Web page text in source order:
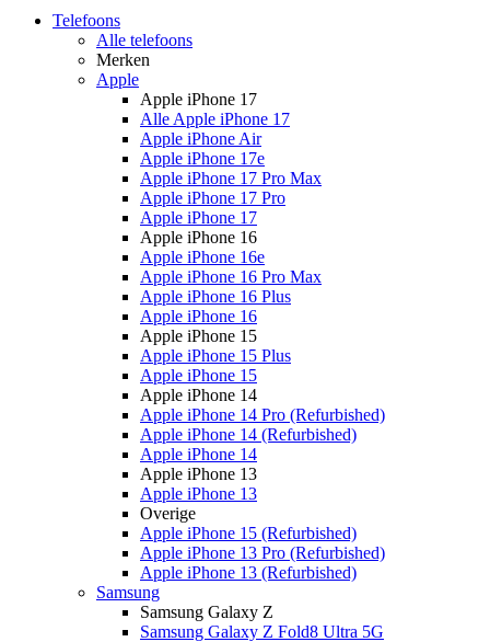
Telefoons
Alle telefoons
Merken
Apple
Apple iPhone 17
Alle Apple iPhone 17
Apple iPhone Air
Apple iPhone 17e
Apple iPhone 17 Pro Max
Apple iPhone 17 Pro
Apple iPhone 17
Apple iPhone 16
Apple iPhone 16e
Apple iPhone 16 Pro Max
Apple iPhone 16 Plus
Apple iPhone 16
Apple iPhone 15
Apple iPhone 15 Plus
Apple iPhone 15
Apple iPhone 14
Apple iPhone 14 Pro (Refurbished)
Apple iPhone 14 (Refurbished)
Apple iPhone 14
Apple iPhone 13
Apple iPhone 13
Overige
Apple iPhone 15 (Refurbished)
Apple iPhone 13 Pro (Refurbished)
Apple iPhone 13 (Refurbished)
Samsung
Samsung Galaxy Z
Samsung Galaxy Z Fold8 Ultra 5G